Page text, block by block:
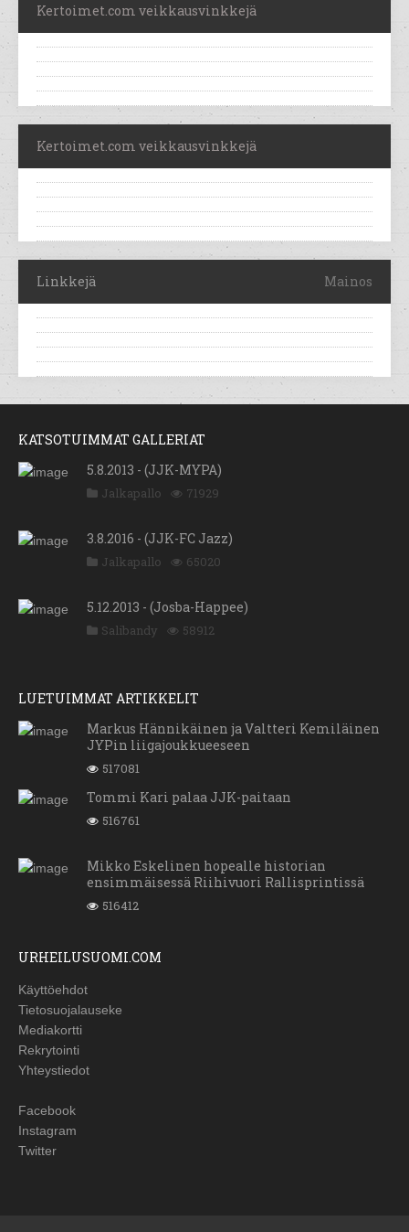
Kertoimet.com veikkausvinkkejä
Kertoimet.com veikkausvinkkejä
Linkkejä Mainos
KATSOTUIMMAT GALLERIAT
5.8.2013 - (JJK-MYPA)
Jalkapallo 71929
3.8.2016 - (JJK-FC Jazz)
Jalkapallo 65020
5.12.2013 - (Josba-Happee)
Salibandy 58912
LUETUIMMAT ARTIKKELIT
Markus Hännikäinen ja Valtteri Kemiläinen
JYPin liigajoukkueeseen
517081
Tommi Kari palaa JJK-paitaan
516761
Mikko Eskelinen hopealle historian
ensimmäisessä Riihivuori Rallisprintissä
516412
URHEILUSUOMI.COM
Käyttöehdot
Tietosuojalauseke
Mediakortti
Rekrytointi
Yhteystiedot
Facebook
Instagram
Twitter